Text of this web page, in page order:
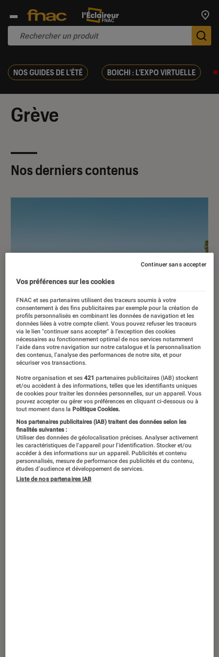
NOS GUIDES DE L'ÉTÉ BOICHI : L'EXPO VIRTUELLE
Grève
Nos derniers contenus
Fin de la grève à Hollywood : 4 annonces
de films à retenir
ACTU
Cinéma • 14 nov. 2023
Vos préférences sur les cookies
FNAC et ses partenaires utilisent des traceurs soumis à votre
consentement à des fins publicitaires par exemple pour la création de
profils personnalisés en combinant les données de navigation et les
données liées à votre compte client. Vous pouvez refuser les traceurs
via le lien "continuer sans accepter" à l’exception des cookies
nécessaires au fonctionnement optimal de nos services notamment
l’aide dans votre navigation sur notre catalogue et la personnalisation
des contenus, l’analyse des performances de notre site, et pour
sécuriser vos transactions.
Notre organisation et ses421 partenaires publicitaires (IAB) stockent
et/ou accèdent à des informations, telles que les identifiants uniques
de cookies pour traiter les données personnelles, sur un appareil. Vous
pouvez accepter ou gérer vos préférences en cliquant ci-dessous ou à
tout moment dans la Politique Cookies.
Nos partenaires publicitaires (IAB) traitent des données selon les
finalités suivantes :
Utiliser des données de géolocalisation précises. Analyser activement
les caractéristiques de l’appareil pour l’identification. Stocker et/ou
accéder à des informations sur un appareil. Publicités et contenu
personnalisés, mesure de performance des publicités et du contenu,
études d’audience et développement de services.
Liste de nos partenaires IAB
Continuer sans accepter